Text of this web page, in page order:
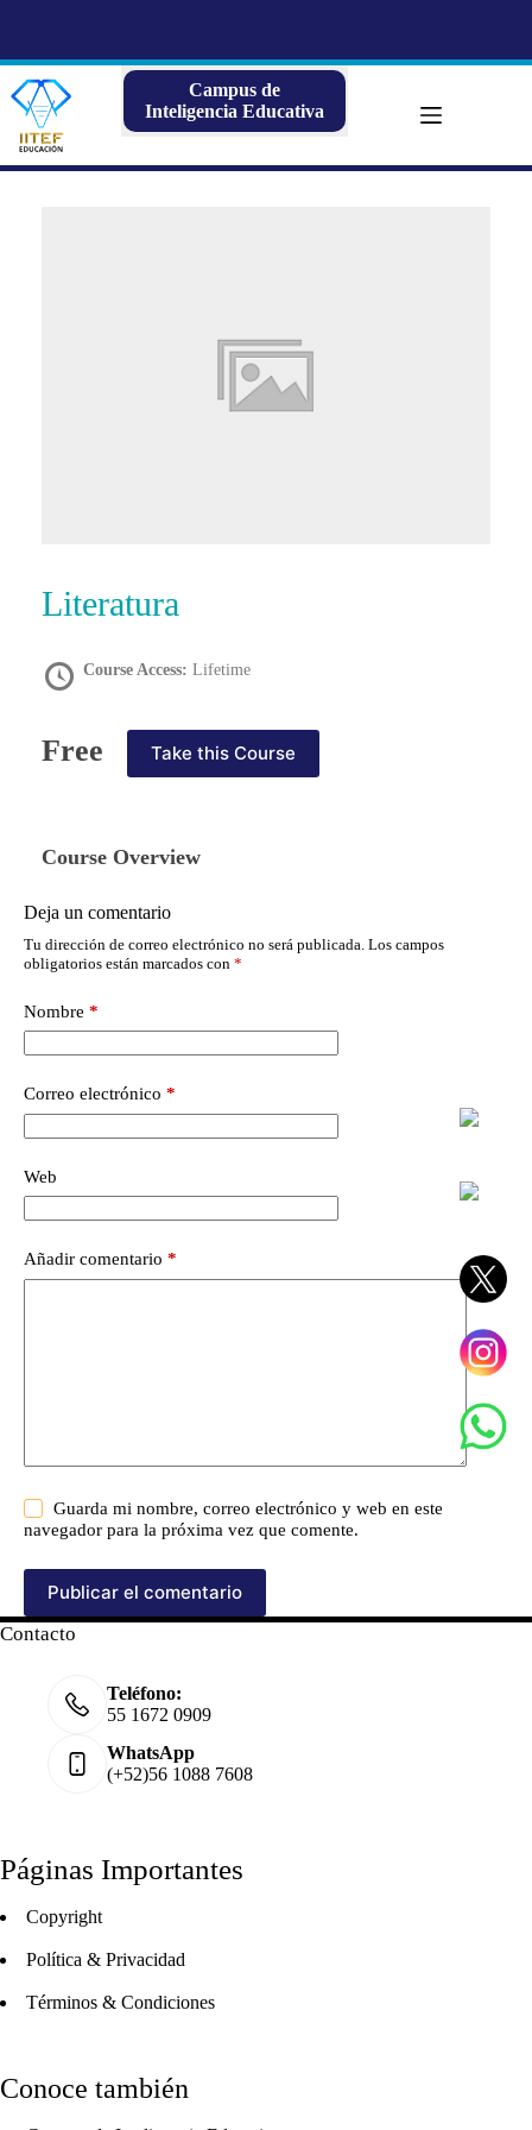
Campus de
Inteligencia Educativa
Literatura
Course Access: Lifetime
Free Take this Course
Course Overview
Deja un comentario
Tu dirección de correo electrónico no será publicada. Los campos
obligatorios están marcados con *
Nombre *
Correo electrónico *
Web
Añadir comentario *
Guarda mi nombre, correo electrónico y web en este
navegador para la próxima vez que comente.
Publicar el comentario
Contacto
Teléfono:
55 1672 0909
WhatsApp
(+52)56 1088 7608
Páginas Importantes
Copyright
Política & Privacidad
Términos & Condiciones
Conoce también